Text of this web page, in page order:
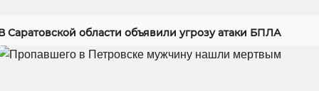
Саратовской области объявили угрозу атаки БПЛА